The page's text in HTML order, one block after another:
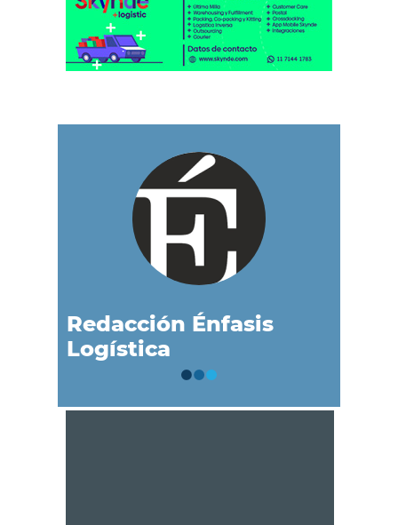
Redacción Énfasis
Logística